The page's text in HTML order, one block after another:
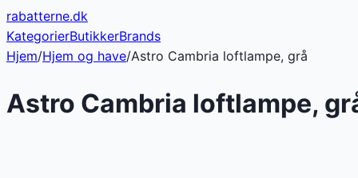
rabatterne.dk
KategorierButikkerBrands
Hjem/Hjem og have/Astro Cambria loftlampe, grå
Astro Cambria loftlampe,